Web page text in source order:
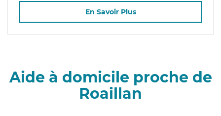
En Savoir Plus
Aide à domicile proche de
Roaillan